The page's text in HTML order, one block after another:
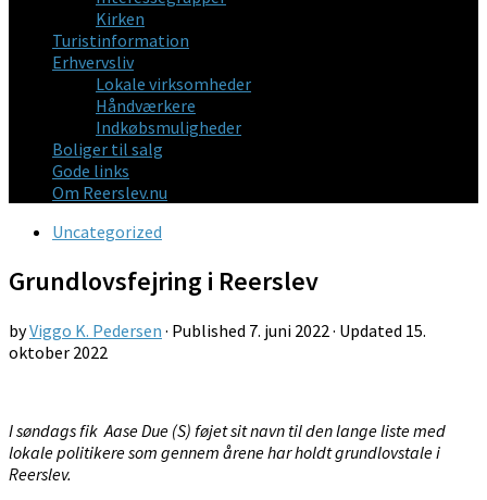
Kirken
Turistinformation
Erhvervsliv
Lokale virksomheder
Håndværkere
Indkøbsmuligheder
Boliger til salg
Gode links
Om Reerslev.nu
Uncategorized
Grundlovsfejring i Reerslev
byViggo K. Pedersen · Published 7. juni 2022· Updated 15.
oktober 2022
I søndags fik Aase Due (S) føjet sit navn til den lange liste med
lokale politikere som gennem årene har holdt grundlovstale i
Reerslev.